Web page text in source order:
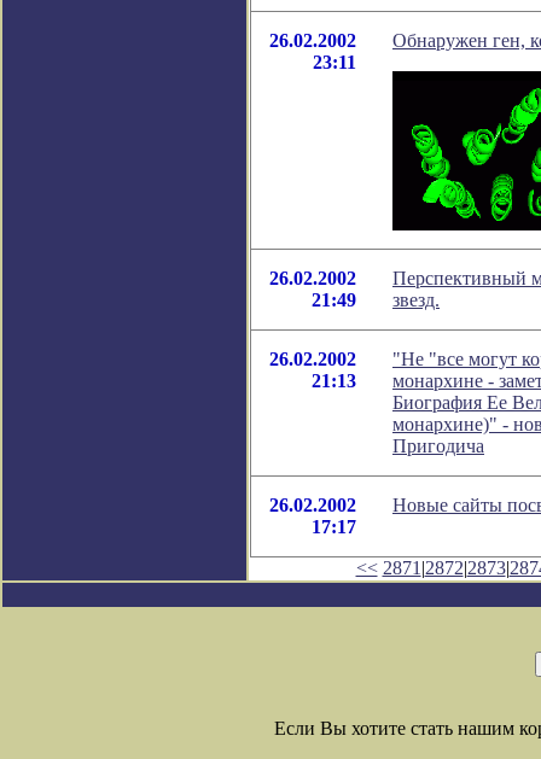
26.02.2002
23:11
Обнаружен ген,
26.02.2002
21:49
Перспективный
звезд.
26.02.2002
21:13
"Не "все могут
монархине -
Биография Ее
монархине)" -
Пригодича
26.02.2002
17:17
Новые сайты
<< 2871 |2872|2873|
Если Вы хотите стать нашим